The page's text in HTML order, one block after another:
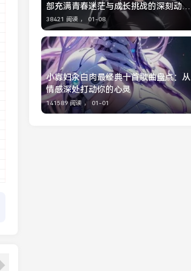
部充满青春迷茫与成长挑战的深刻动漫
作品
38421 阅读 ， 01-08
小寡妇汆白肉最经典十首歌曲盘点：从
情感深处打动你的心灵
141589 阅读 ， 01-01